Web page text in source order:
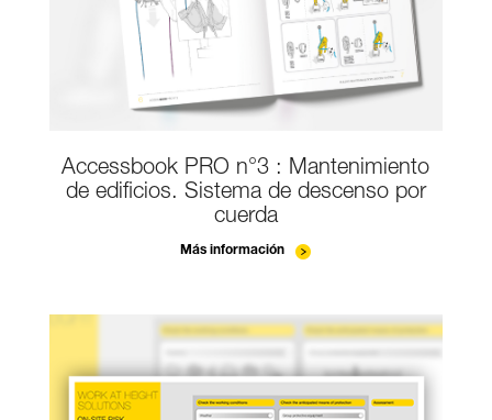
Accessbook PRO n°3 : Mantenimiento
de edificios. Sistema de descenso por
cuerda
Más información